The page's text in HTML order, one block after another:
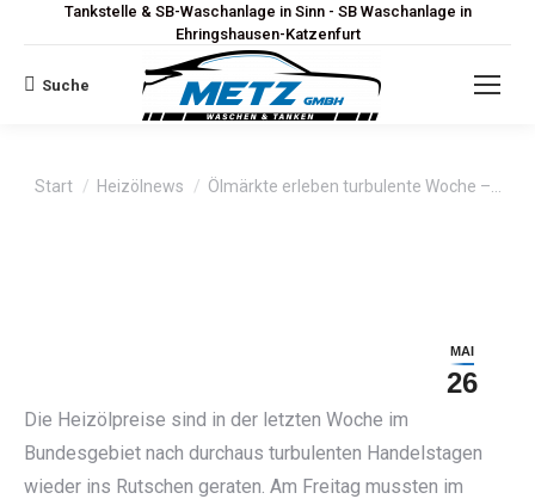
Tankstelle & SB-Waschanlage in Sinn - SB Waschanlage in
Ehringshausen-Katzenfurt
Search:
Suche
Sie befinden sich hier:
Start Heizölnews Ölmärkte erleben turbulente Woche –…
MAI
26
Die Heizölpreise sind in der letzten Woche im
Bundesgebiet nach durchaus turbulenten Handelstagen
wieder ins Rutschen geraten. Am Freitag mussten im